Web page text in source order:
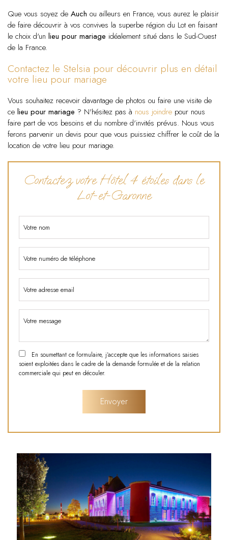
Que vous soyez de Auch ou ailleurs en France, vous aurez le plaisir
de faire découvrir à vos convives la superbe région du Lot en faisant
le choix d'un lieu pour mariage idéalement situé dans le Sud-Ouest
de la France.
Contactez le Stelsia pour découvrir plus en détail
votre lieu pour mariage
Vous souhaitez recevoir davantage de photos ou faire une visite de
ce lieu pour mariage ? N'hésitez pas à nous joindre pour nous
faire part de vos besoins et du nombre d'invités prévus. Nous vous
ferons parvenir un devis pour que vous puissiez chiffrer le coût de la
location de votre lieu pour mariage.
Contactez votre Hôtel 4 étoiles dans le
Lot-et-Garonne
En soumettant ce formulaire, j'accepte que les informations saisies
soient exploitées dans le cadre de la demande formulée et de la relation
commerciale qui peut en découler.